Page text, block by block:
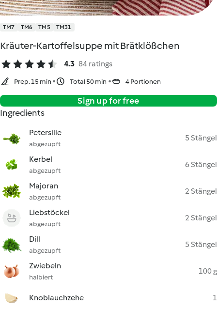
TM7 TM6 TM5 TM31
Kräuter-Kartoffelsuppe mit Brätklößchen
4.3 84 ratings
Prep. 15 min Total 50 min 4 Portionen
Sign up for free
Ingredients
Petersilie
abgezupft
5 Stängel
Kerbel
abgezupft
6 Stängel
Majoran
abgezupft
2 Stängel
Liebstöckel
abgezupft
2 Stängel
Dill
abgezupft
5 Stängel
Zwiebeln
halbiert
100 g
Knoblauchzehe 1